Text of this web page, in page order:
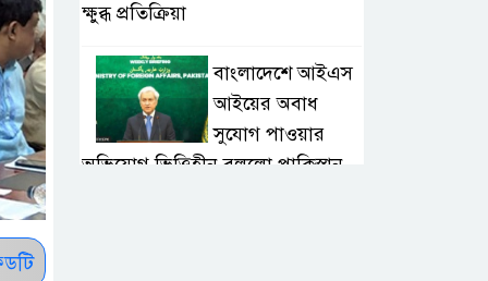
ক্ষুব্ধ প্রতিক্রিয়া
বাংলাদেশে আইএস
আইয়ের অবাধ
সুযোগ পাওয়ার
অভিযোগ ভিত্তিহীন বললো পাকিস্তান